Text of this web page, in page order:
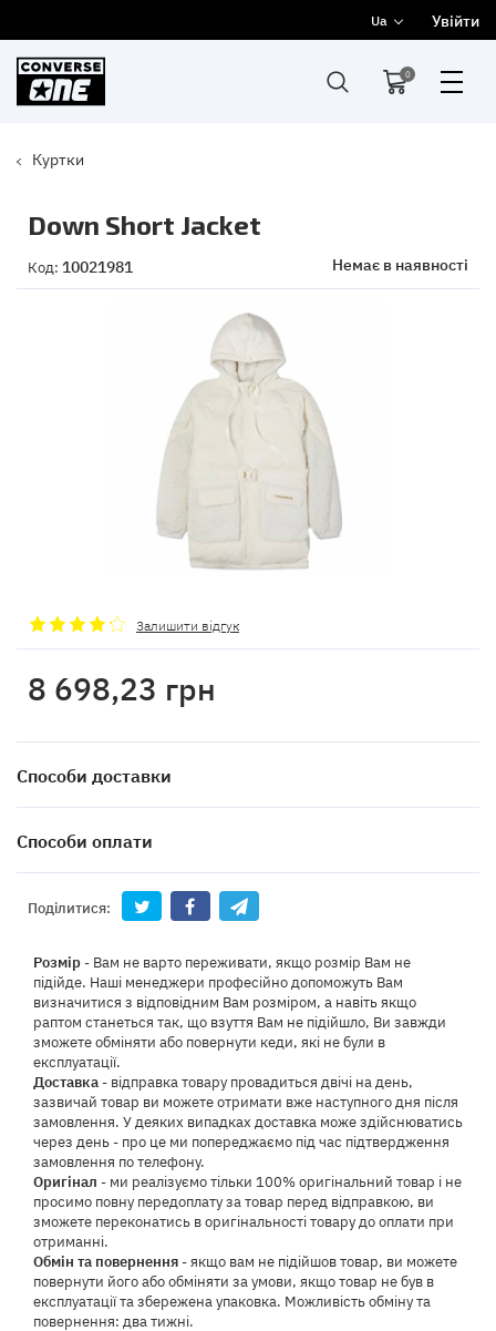
Ua Увійти
0
Куртки
Down Short Jacket
Код: 10021981 Немає в наявності
Залишити відгук
8 698,23 грн
Способи доставки
Способи оплати
Поділитися:
Розмір - Вам не варто переживати, якщо розмір Вам не
підійде. Наші менеджери професійно допоможуть Вам
визначитися з відповідним Вам розміром, а навіть якщо
раптом станеться так, що взуття Вам не підійшло, Ви завжди
зможете обміняти або повернути кеди, які не були в
експлуатації.
Доставка - відправка товару провадиться двічі на день,
зазвичай товар ви можете отримати вже наступного дня після
замовлення. У деяких випадках доставка може здійснюватись
через день - про це ми попереджаємо під час підтвердження
замовлення по телефону.
Оригінал - ми реалізуємо тільки 100% оригінальний товар і не
просимо повну передоплату за товар перед відправкою, ви
зможете переконатись в оригінальності товару до оплати при
отриманні.
Обмін та повернення - якщо вам не підійшов товар, ви можете
повернути його або обміняти за умови, якщо товар не був в
експлуатації та збережена упаковка. Можливість обміну та
повернення: два тижні.